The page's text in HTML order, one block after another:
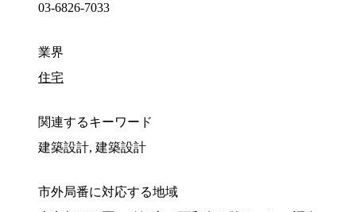
03-6826-7033
業界
住宅
関連するキーワード
建築設計, 建築設計
市外局番に対応する地域